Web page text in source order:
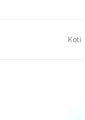
Koti